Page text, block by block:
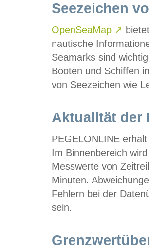
Seezeichen
OpenSeaMap ↗
nautische
Seamarks sind
Booten und Schiffen
von Seezeichen wie
Aktualität der
PEGELONLINE
Im Binnenbereich
Messwerte von
Minuten.
Fehlern bei der
sein.